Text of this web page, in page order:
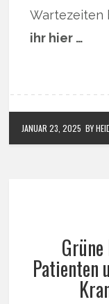
Wartezeiten
ihr hier …
JANUAR 23, 2025 BY
Patienten